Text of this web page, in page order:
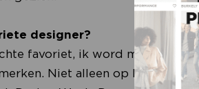
designer?
favoriet, ik word meer
Niet alleen op beurzen,